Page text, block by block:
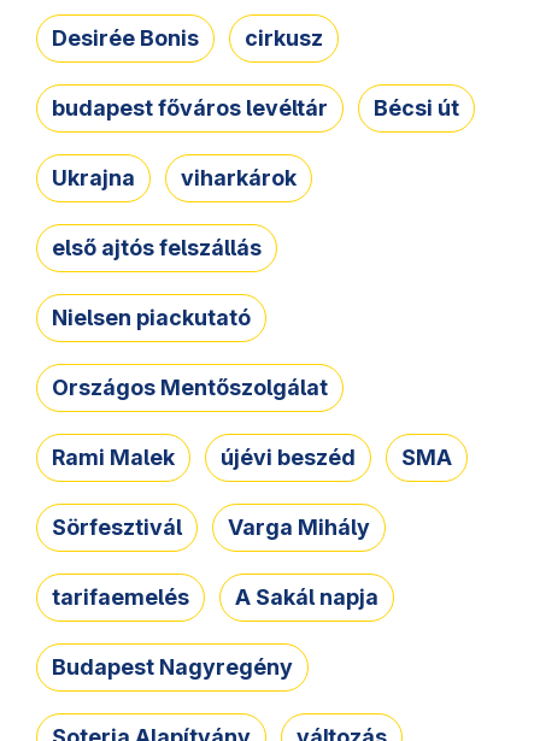
Desirée Bonis cirkusz
budapest főváros levéltár Bécsi út
Ukrajna viharkárok
első ajtós felszállás
Nielsen piackutató
Országos Mentőszolgálat
Rami Malek újévi beszéd SMA
Sörfesztivál Varga Mihály
tarifaemelés A Sakál napja
Budapest Nagyregény